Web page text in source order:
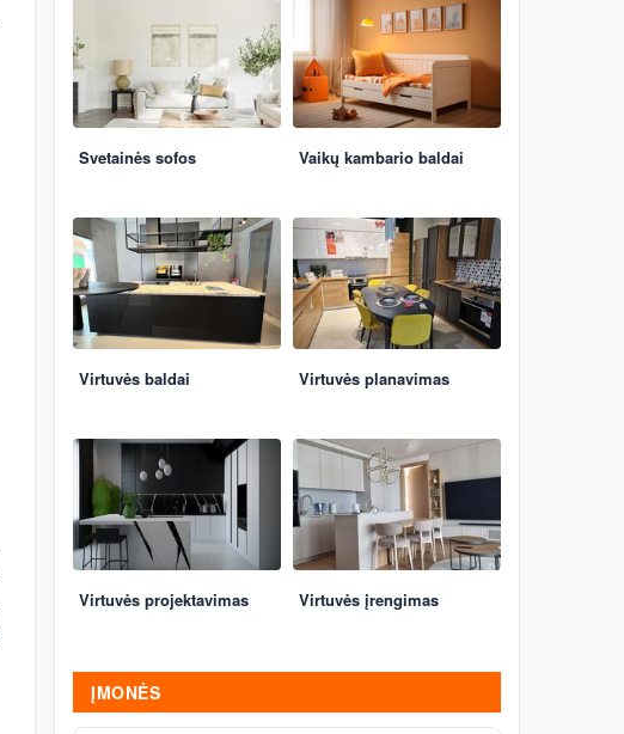
Svetainės sofos Vaikų kambario baldai
Virtuvės baldai Virtuvės planavimas
Virtuvės projektavimas Virtuvės įrengimas
ĮMONĖS